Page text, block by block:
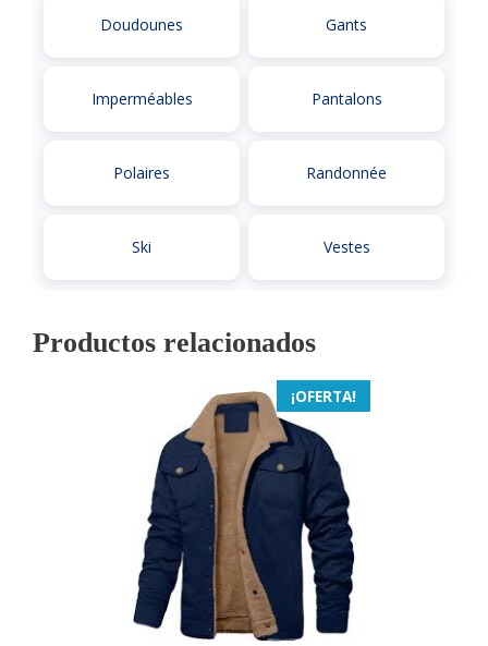
Doudounes Gants
Imperméables Pantalons
Polaires Randonnée
Ski Vestes
Productos relacionados
¡OFERTA!